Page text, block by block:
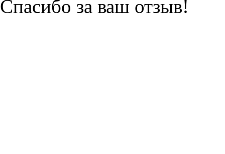
Спасибо за ваш отзыв!